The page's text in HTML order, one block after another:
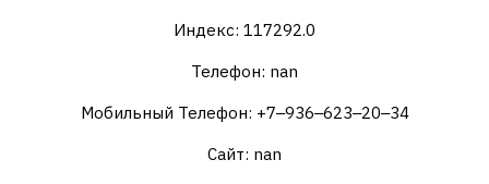
Индекс: 117292.0
Телефон: nan
Мобильный Телефон: +7‒936‒623‒20‒34
Сайт: nan